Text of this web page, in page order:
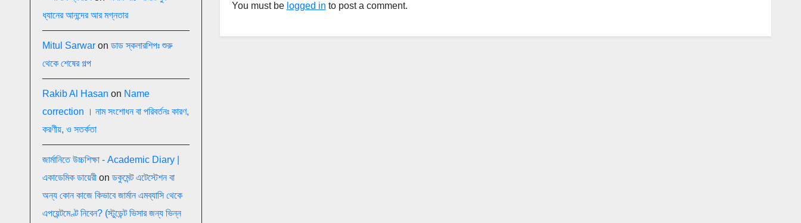
ধ্যানের আনন্দের আর মগ্নতার
Mitul Sarwar on ডাড স্কলারশিপঃ শুরু
থেকে শেষের গল্প
Rakib Al Hasan on Name
correction । নাম সংশোধন বা পরিবর্তনঃ কারণ,
করণীয়, ও সতর্কতা
জার্মানিতে উচ্চশিক্ষা - Academic Diary |
একাডেমিক ডায়েরী on ডকুমেন্ট এটেস্টেশন বা
অন্য কোন কাজে কিভাবে জার্মান এমব্যাসি থেকে
এপয়েন্টমেণ্ট নিবেন? (স্টুডেন্ট ভিসার জন্য ভিন্ন
You must be logged in to post a comment.